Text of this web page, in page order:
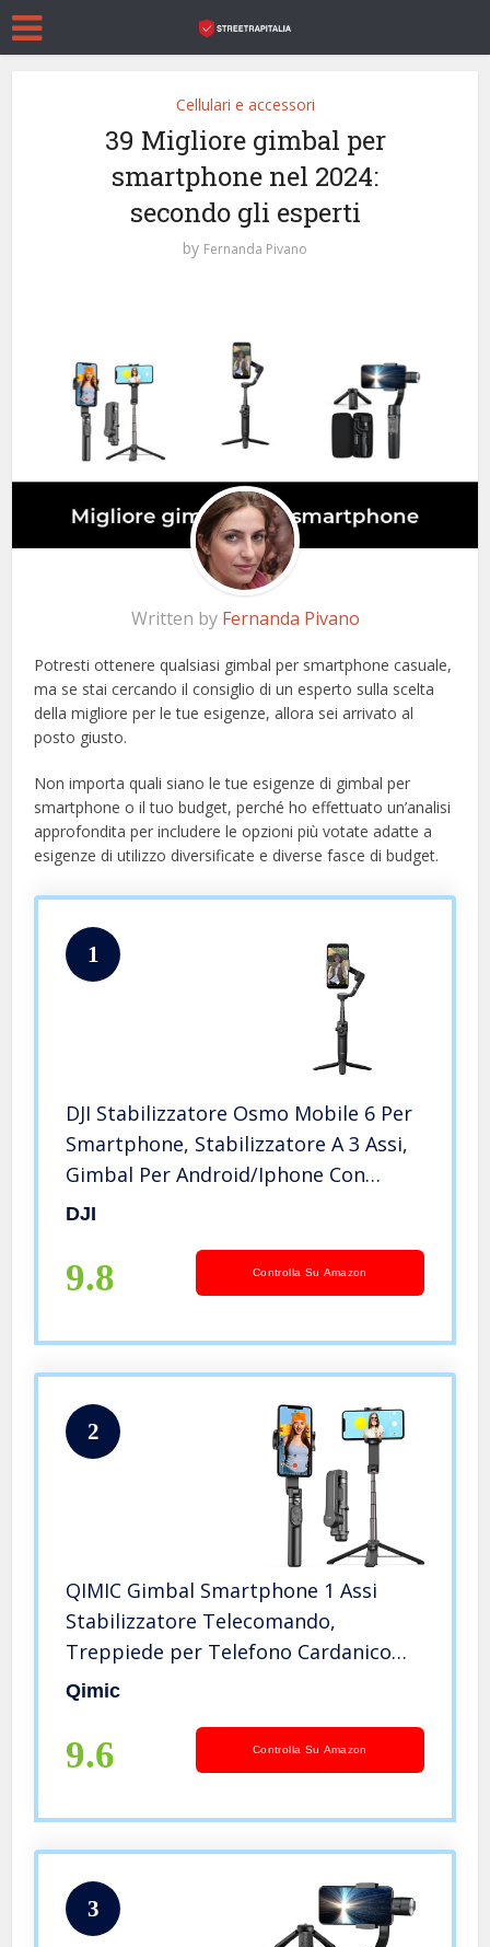
Cellulari e accessori
39 Migliore gimbal per
smartphone nel 2024:
secondo gli esperti
by Fernanda Pivano
Written by Fernanda Pivano
Potresti ottenere qualsiasi gimbal per smartphone casuale,
ma se stai cercando il consiglio di un esperto sulla scelta
della migliore per le tue esigenze, allora sei arrivato al
posto giusto.
Non importa quali siano le tue esigenze di gimbal per
smartphone o il tuo budget, perché ho effettuato un’analisi
approfondita per includere le opzioni più votate adatte a
esigenze di utilizzo diversificate e diverse fasce di budget.
1
DJI Stabilizzatore Osmo Mobile 6 Per
Smartphone, Stabilizzatore A 3 Assi,
Gimbal Per Android/Iphone Con
Shotguides, Stabilizzatore Per
DJI
9.8 Controlla Su Amazon
2
QIMIC Gimbal Smartphone 1 Assi
Stabilizzatore Telecomando,
Treppiede per Telefono Cardanico
con Bilanciamento Automatico
Compatibile con Android e iPhone
Qimic
9.6 Controlla Su Amazon
3